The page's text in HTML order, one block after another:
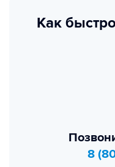
Как
8